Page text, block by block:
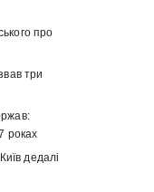
про
три
роках
дедалі